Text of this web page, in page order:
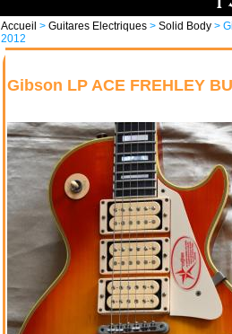
Accueil > Guitares Electriques > Solid Body >
2012
Gibson LP ACE FREHLEY